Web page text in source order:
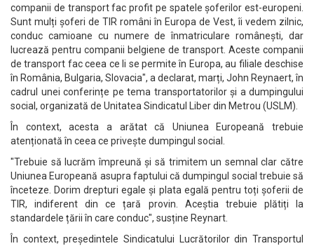
companii de transport fac profit pe spatele șoferilor est-europeni.
Sunt mulți șoferi de TIR români în Europa de Vest, îi vedem zilnic,
conduc camioane cu numere de înmatriculare românești, dar
lucrează pentru companii belgiene de transport. Aceste companii
de transport fac ceea ce li se permite în Europa, au filiale deschise
în România, Bulgaria, Slovacia", a declarat, marți, John Reynaert, în
cadrul unei conferințe pe tema transportatorilor și a dumpingului
social, organizată de Unitatea Sindicatul Liber din Metrou (USLM).
În context, acesta a arătat că Uniunea Europeană trebuie
atenționată în ceea ce privește dumpingul social.
"Trebuie să lucrăm împreună și să trimitem un semnal clar către
Uniunea Europeană asupra faptului că dumpingul social trebuie să
înceteze. Dorim drepturi egale și plata egală pentru toți șoferii de
TIR, indiferent din ce țară provin. Aceștia trebuie plătiți la
standardele țării în care conduc", susține Reynart.
În context, președintele Sindicatului Lucrătorilor din Transportul